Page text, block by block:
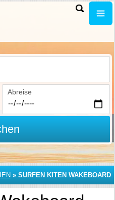
Abreise
» SURFEN KITEN WAKEBOARD